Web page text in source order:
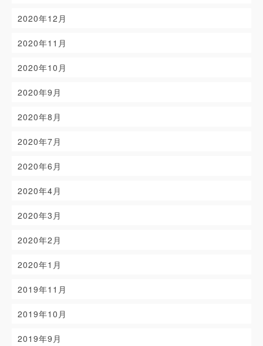
2020年12月
2020年11月
2020年10月
2020年9月
2020年8月
2020年7月
2020年6月
2020年4月
2020年3月
2020年2月
2020年1月
2019年11月
2019年10月
2019年9月